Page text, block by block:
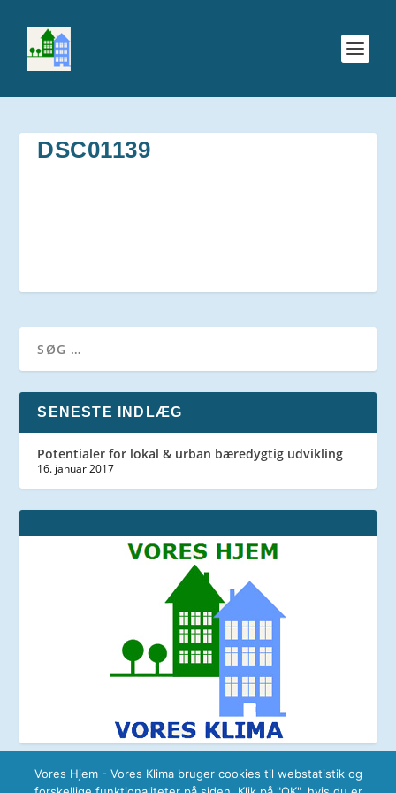
DSC01139
SENESTE INDLÆG
Potentialer for lokal & urban bæredygtig udvikling
16. januar 2017
Vores Hjem - Vores Klima bruger cookies til webstatistik og